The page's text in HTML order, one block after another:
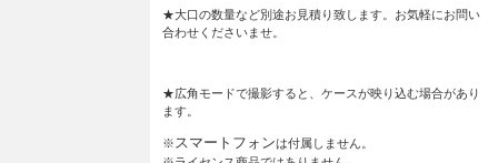
★大口の数量など別途お見積り致します。お気軽にお問い
合わせくださいませ。
★広角モードで撮影すると、ケースが映り込む場合があり
ます。
※ スマートフォンは付属しません。